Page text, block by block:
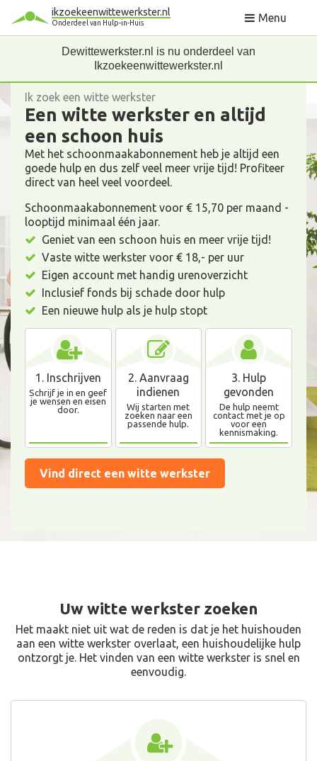
ikzoekeenwittewerkster.nl
Onderdeel van Hulp-in-Huis Menu
Dewittewerkster.nl is nu onderdeel van
Ikzoekeenwittewerkster.nl
Ik zoek een witte werkster
Een witte werkster en altijd
een schoon huis
Met het schoonmaakabonnement heb je altijd een
goede hulp en dus zelf veel meer vrije tijd! Profiteer
direct van heel veel voordeel.
Schoonmaakabonnement voor € 15,70 per maand -
looptijd minimaal één jaar.
Geniet van een schoon huis en meer vrije tijd!
Vaste witte werkster voor € 18,- per uur
Eigen account met handig urenoverzicht
Inclusief fonds bij schade door hulp
Een nieuwe hulp als je hulp stopt
1. Inschrijven
Schrijf je in en geef
je wensen en eisen
door.
2. Aanvraag
indienen
Wij starten met
zoeken naar een
passende hulp.
3. Hulp
gevonden
De hulp neemt
contact met je op
voor een
kennismaking.
Vind direct een witte werkster
Uw witte werkster zoeken
Het maakt niet uit wat de reden is dat je het huishouden
aan een witte werkster overlaat, een huishoudelijke hulp
ontzorgt je. Het vinden van een witte werkster is snel en
eenvoudig.